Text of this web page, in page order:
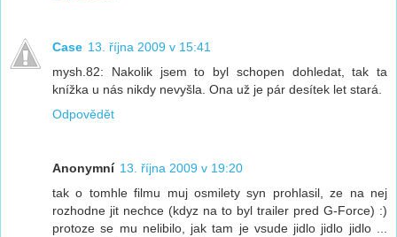
Case 13. října 2009 v 15:41
mysh.82: Nakolik jsem to byl schopen dohledat, tak ta
knížka u nás nikdy nevyšla. Ona už je pár desítek let stará.
Odpovědět
Anonymní 13. října 2009 v 19:20
tak o tomhle filmu muj osmilety syn prohlasil, ze na nej
rozhodne jit nechce (kdyz na to byl trailer pred G-Force) :)
protoze se mu nelibilo, jak tam je vsude jidlo jidlo jidlo ...